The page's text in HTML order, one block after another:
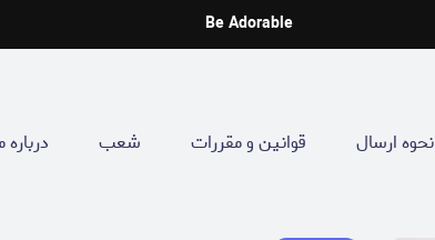
Be Adorable
نحوه ارسال قوانین و مقررات شعب درباره